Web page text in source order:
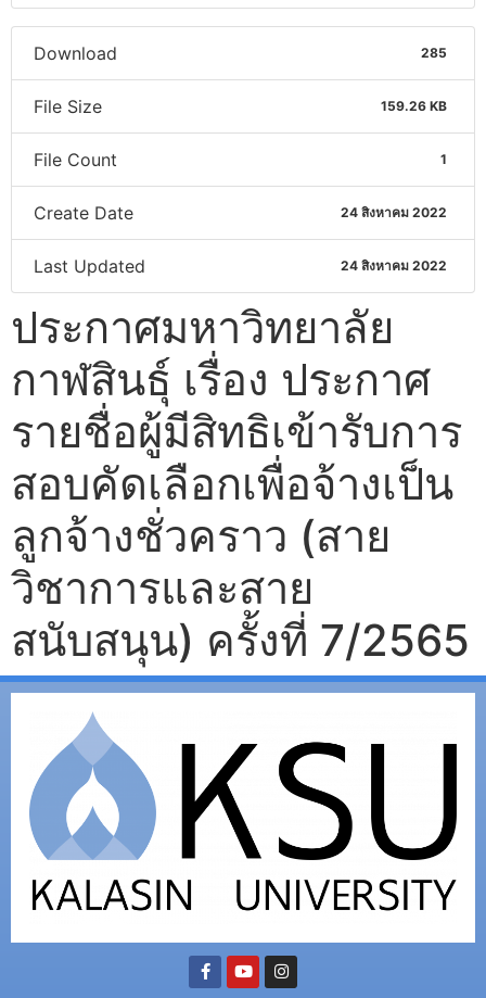
Download 285
File Size 159.26 KB
File Count 1
Create Date 24 สิงหาคม 2022
Last Updated 24 สิงหาคม 2022
ประกาศมหาวิทยาลัย
กาฬสินธุ์ เรื่อง ประกาศ
รายชื่อผู้มีสิทธิเข้ารับการ
สอบคัดเลือกเพื่อจ้างเป็น
ลูกจ้างชั่วคราว (สาย
วิชาการและสาย
สนับสนุน) ครั้งที่ 7/2565